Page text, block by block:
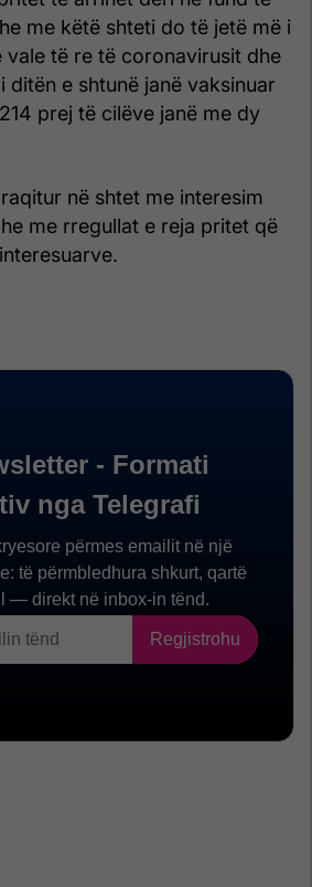
me këtë shteti do të jetë më i
vale të re të coronavirusit dhe
ditën e shtunë janë vaksinuar
prej të cilëve janë me dy
në shtet me interesim
me rregullat e reja pritet që